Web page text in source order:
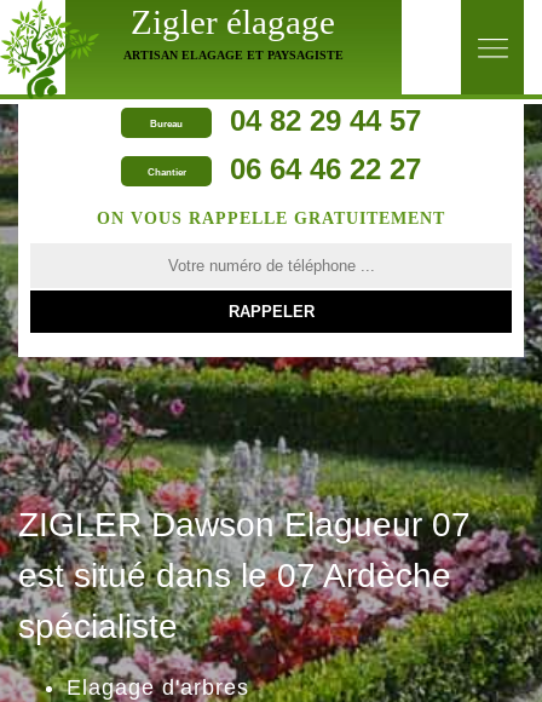
Zigler élagage
ARTISAN ELAGAGE ET PAYSAGISTE
Bureau 04 82 29 44 57
Chantier 06 64 46 22 27
ZIGLER Dawson Elagueur 07
est situé dans le 07 Ardèche
spécialiste
Elagage d'arbres
ON VOUS RAPPELLE GRATUITEMENT